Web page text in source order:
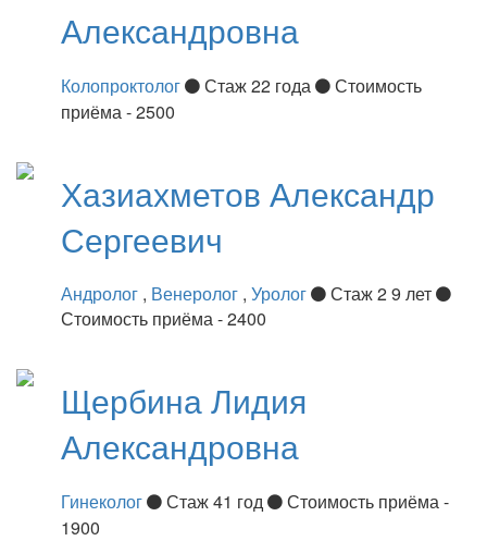
Александровна
Колопроктолог Стаж 22 года
Стоимость
приёма - 2500
Хазиахметов Александр
Сергеевич
Андролог , Венеролог , Уролог
Стаж 2 9 лет
Стоимость приёма - 2400
ЩербинаЛидия
Александровна
Гинеколог Стаж 41 год
Стоимость приёма -
1900